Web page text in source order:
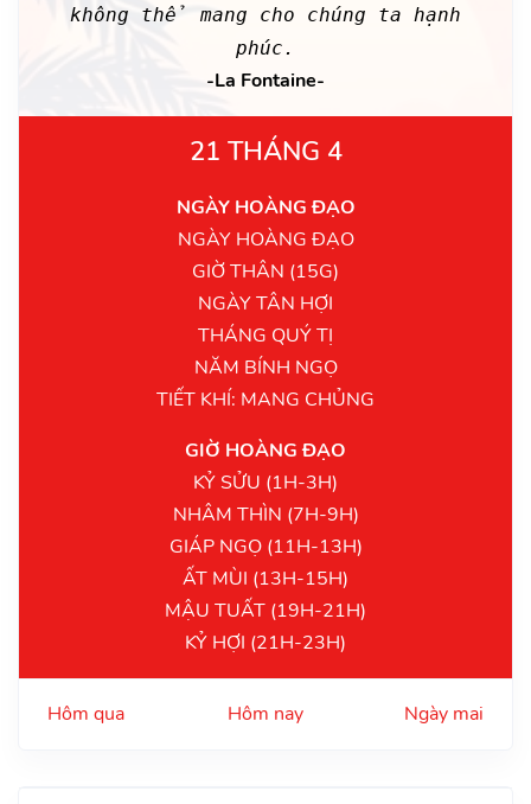
không thể mang cho chúng ta hạnh
phúc.
-La Fontaine-
21 THÁNG 4
NGÀY HOÀNG ĐẠO
NGÀY HOÀNG ĐẠO
GIỜ THÂN (15G)
NGÀY TÂN HỢI
THÁNG QUÝ TỊ
NĂM BÍNH NGỌ
TIẾT KHÍ: MANG CHỦNG
GIỜ HOÀNG ĐẠO
KỶ SỬU (1H-3H)
NHÂM THÌN (7H-9H)
GIÁP NGỌ (11H-13H)
ẤT MÙI (13H-15H)
MẬU TUẤT (19H-21H)
KỶ HỢI (21H-23H)
Hôm qua Hôm nay Ngày mai